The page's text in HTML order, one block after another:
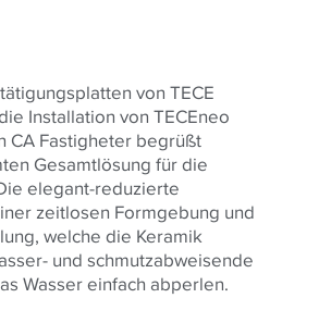
von TECE
Installation von TECEneo
CA Fastigheter begrüßt
Gesamtlösung für die
elegant-reduzierte
zeitlosen Formgebung und
welche die Keramik
und schmutzabweisende
Wasser einfach abperlen.